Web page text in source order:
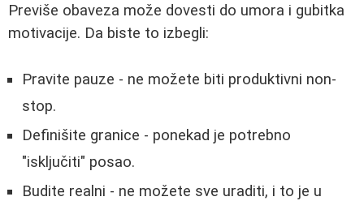
Previše obaveza može dovesti do umora i gubitka
motivacije. Da biste to izbegli:
Pravite pauze - ne možete biti produktivni non-
stop.
Definišite granice - ponekad je potrebno
"isključiti" posao.
Budite realni - ne možete sve uraditi, i to je u